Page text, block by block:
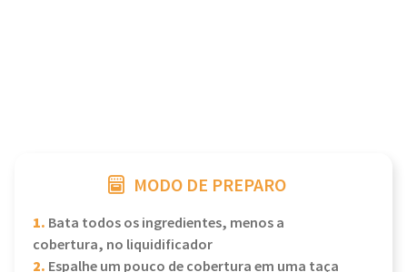
MODO DE PREPARO
1. Bata todos os ingredientes, menos a
cobertura, no liquidificador
2. Espalhe um pouco de cobertura em uma taça